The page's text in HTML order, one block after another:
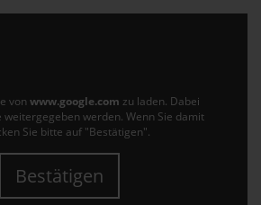
von www.google.com zu laden. Dabei
werden. Wenn Sie damit
Sie bitte auf "Bestätigen".
Bestätigen